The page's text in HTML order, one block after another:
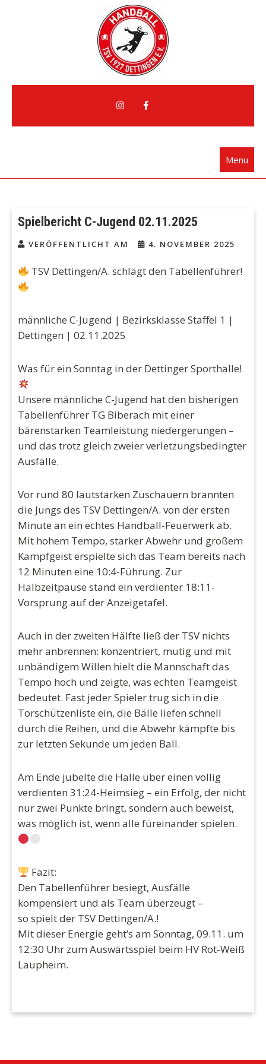
Handball Dettingen
TSV 1927 Dettingen e.V.
Menu
Spielbericht C-Jugend 02.11.2025
VERÖFFENTLICHT AM 4. NOVEMBER 2025
TSV Dettingen/A. schlägt den Tabellenführer!
männliche C-Jugend | Bezirksklasse Staffel 1 |
Dettingen | 02.11.2025
Was für ein Sonntag in der Dettinger Sporthalle!
Unsere männliche C-Jugend hat den bisherigen
Tabellenführer TG Biberach mit einer
bärenstarken Teamleistung niedergerungen –
und das trotz gleich zweier verletzungsbedingter
Ausfälle.
Vor rund 80 lautstarken Zuschauern brannten
die Jungs des TSV Dettingen/A. von der ersten
Minute an ein echtes Handball-Feuerwerk ab.
Mit hohem Tempo, starker Abwehr und großem
Kampfgeist erspielte sich das Team bereits nach
12 Minuten eine 10:4-Führung. Zur
Halbzeitpause stand ein verdienter 18:11-
Vorsprung auf der Anzeigetafel.
Auch in der zweiten Hälfte ließ der TSV nichts
mehr anbrennen: konzentriert, mutig und mit
unbändigem Willen hielt die Mannschaft das
Tempo hoch und zeigte, was echten Teamgeist
bedeutet. Fast jeder Spieler trug sich in die
Torschützenliste ein, die Bälle liefen schnell
durch die Reihen, und die Abwehr kämpfte bis
zur letzten Sekunde um jeden Ball.
Am Ende jubelte die Halle über einen völlig
verdienten 31:24-Heimsieg – ein Erfolg, der nicht
nur zwei Punkte bringt, sondern auch beweist,
was möglich ist, wenn alle füreinander spielen.
Fazit:
Den Tabellenführer besiegt, Ausfälle
kompensiert und als Team überzeugt –
so spielt der TSV Dettingen/A.!
Mit dieser Energie geht’s am Sonntag, 09.11. um
12:30 Uhr zum Auswärtsspiel beim HV Rot-Weiß
Laupheim.